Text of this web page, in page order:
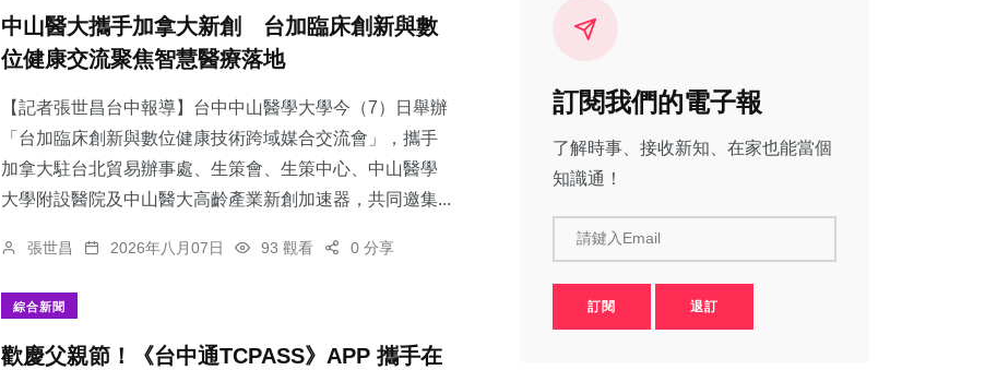
中山醫大攜手加拿大新創 台加臨床創新與數
位健康交流聚焦智慧醫療落地
【記者張世昌台中報導】台中中山醫學大學今（7）日舉辦
「台加臨床創新與數位健康技術跨域媒合交流會」，攜手
加拿大駐台北貿易辦事處、生策會、生策中心、中山醫學
大學附設醫院及中山醫大高齡產業新創加速器，共同邀集...
張世昌 2026年八月07日 93 觀看 0 分享
綜合新聞
歡慶父親節！《台中通TCPASS》APP 攜手在
訂閱我們的電子報
了解時事、接收新知、在家也能當個
知識通！
請鍵入Email
訂閱 退訂